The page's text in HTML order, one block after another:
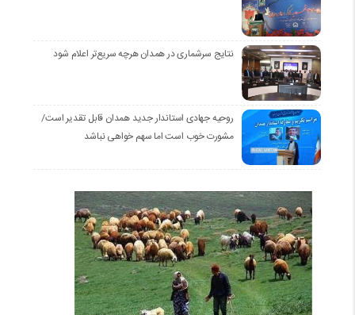
نتایج سرشماری در همدان هرچه سریع‌تر اعلام شود
روحیه جهادی استاندار جدید همدان قابل تقدیر است/
مشورت خوب است اما سهم خواهی نباشد